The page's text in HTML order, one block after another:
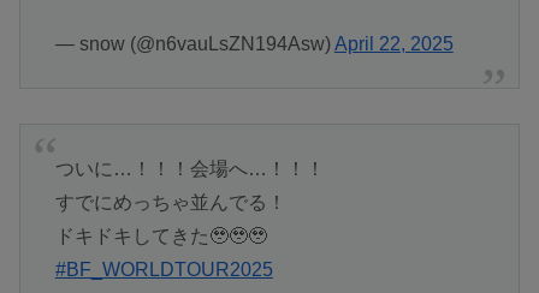
— snow (@n6vauLsZN194Asw)April 22, 2025
ついに…！！！会場へ…！！！
すでにめっちゃ並んでる！
ドキドキしてきた🥹🥹🥹
#BF_WORLDTOUR2025